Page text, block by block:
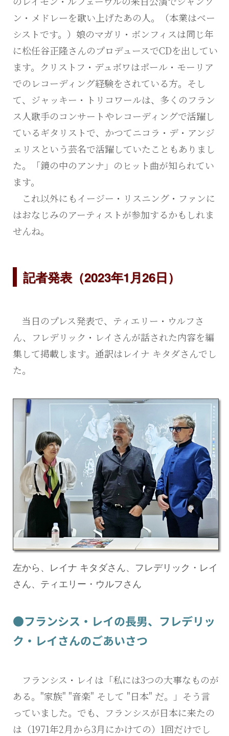
ン・メドレーを歌い上げたあの人。（本業はベー
シストです。）娘のマガリ・ボンフィスは同じ年
に松任谷正隆さんのプロデュースでCDを出してい
ます。クリストフ・デュボワはポール・モーリア
でのレコーディング経験をされている方。そし
て、ジャッキー・トリコワールは、多くのフラン
ス人歌手のコンサートやレコーディングで活躍し
ているギタリストで、かつてニコラ・デ・アンジ
ェリスという芸名で活躍していたこともありまし
た。「鏡の中のアンナ」のヒット曲が知られてい
ます。
これ以外にもイージー・リスニング・ファンに
はおなじみのアーティストが参加するかもしれま
せんね。
記者発表（2023年1月26日）
当日のプレス発表で、ティエリー・ウルフさ
ん、フレデリック・レイさんが話された内容を編
集して掲載します。通訳はレイナ キタダさんでし
た。
左から、レイナ キタダさん、フレデリック・レイ
さん、ティエリー・ウルフさん
●フランシス・レイの長男、フレデリッ
ク・レイさんのごあいさつ
フランシス・レイは「私には3つの大事なものが
ある。"家族" "音楽" そして "日本" だ。」そう言
っていました。でも、フランシスが日本に来たの
は（1971年2月から3月にかけての）1回だけでし